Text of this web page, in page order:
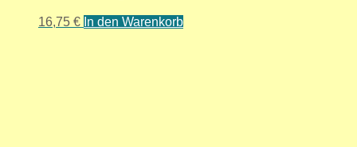
16,75 € In den Warenkorb